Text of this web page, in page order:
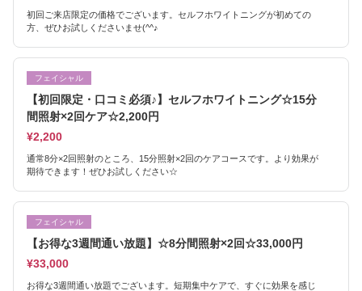
初回ご来店限定の価格でございます。セルフホワイトニングが初めての
方、ぜひお試しくださいませ(^^♪
フェイシャル
【初回限定・口コミ必須♪】セルフホワイトニング☆15分
間照射×2回ケア☆2,200円
¥2,200
通常8分×2回照射のところ、15分照射×2回のケアコースです。より効果が
期待できます！ぜひお試しください☆
フェイシャル
【お得な3週間通い放題】☆8分間照射×2回☆33,000円
¥33,000
お得な3週間通い放題でございます。短期集中ケアで、すぐに効果を感じ